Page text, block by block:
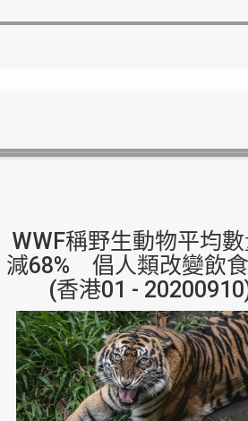
WWF稱野生動物平均數
減68% 倡人類改變飲
(香港01 -